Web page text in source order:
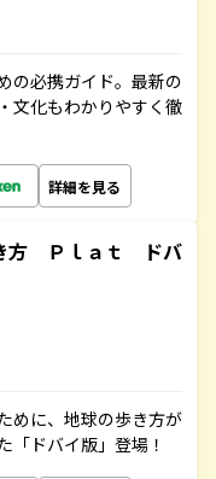
の必携ガイド。最新の
文化もわかりやすく徹
詳細を見る
方 Ｐｌａｔ ドバ
めに、地球の歩き方が
「ドバイ版」登場！